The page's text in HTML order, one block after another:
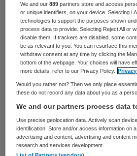
trad op als zorgverlener
mensen met een pgb, maar
nooit.
De aanhouding is verricht
team dat fraude met
inmiddels overleden vrouw
verzorgde waarschijnlijk
die zorg nodig hadden. De
op veel formulieren als
genoemd en hielp andere
We and our889 partners store and access
or unique identifiers, on your device. Selecting I
technologies to support the purposes shown
process data to provide. Selecting Reject All or
disable them. If trackers are disabled, some
be as relevant to you. You can resurface this
withdraw consent at any time by clicking the
bottom of the webpage. Your choices will have
more details, refer to our Privacy Policy.
Would you rather not? Then we only place
these do not record any data about you as a
We and our partners process data
Use precise geolocation data. Actively scan
identification. Store and/or access information on
advertising and content, advertising and content
research and services development.